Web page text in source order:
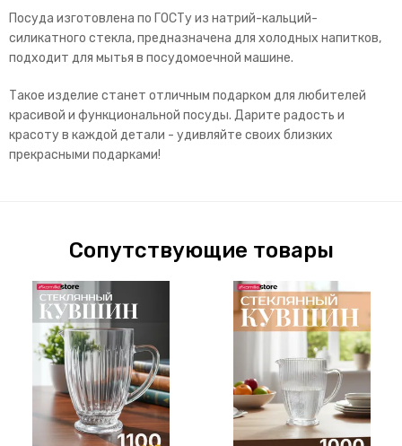
Посуда изготовлена по ГОСТу из натрий-кальций-
силикатного стекла, предназначена для холодных напитков,
подходит для мытья в посудомоечной машине.
Такое изделие станет отличным подарком для любителей
красивой и функциональной посуды. Дарите радость и
красоту в каждой детали - удивляйте своих близких
прекрасными подарками!
Сопутствующие товары